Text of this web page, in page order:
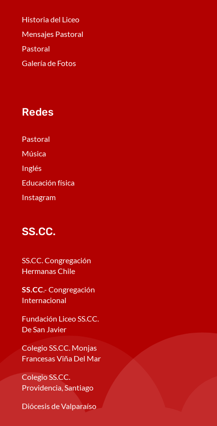
Historia del Liceo
Mensajes Pastoral
Pastoral
Galería de Fotos
Redes
Pastoral
Música
Inglés
Educación física
Instagram
SS.CC.
SS.CC. Congregación
Hermanas Chile
SS.CC.- Congregación
Internacional
Fundación Liceo SS.CC.
De San Javier
Colegio SS.CC. Monjas
Francesas Viña Del Mar
Colegio SS.CC.
Providencia, Santiago
Diócesis de Valparaíso